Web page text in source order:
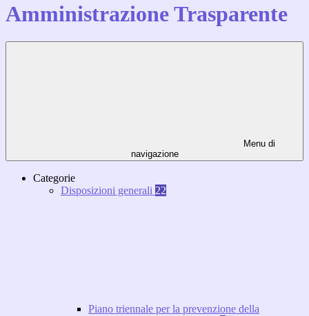
Amministrazione Trasparente
Menu di
navigazione
Categorie
Disposizioni generali 22
Piano triennale per la prevenzione della